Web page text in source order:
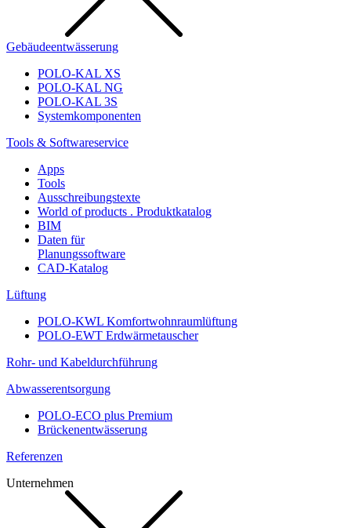
Gebäudeentwässerung
POLO-KAL XS
POLO-KAL NG
POLO-KAL 3S
Systemkomponenten
Tools & Softwareservice
Apps
Tools
Ausschreibungstexte
World of products . Produktkatalog
BIM
Daten für
Planungssoftware
CAD-Katalog
Lüftung
POLO-KWL Komfortwohnraumlüftung
POLO-EWT Erdwärmetauscher
Rohr- und Kabeldurchführung
Abwasserentsorgung
POLO-ECO plus Premium
Brückenentwässerung
Referenzen
Unternehmen